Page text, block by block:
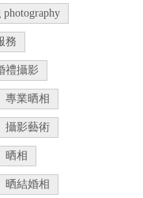
photography
務
禮攝影
專業晒相
攝影藝術
晒相
晒結婚相